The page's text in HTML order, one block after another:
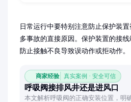
日常运行中要特别注意防止保护装
多事故的直接原因。保护装置的接线
防止接触不良导致误动作或拒动作。
商家经验 真实案例 · 安全可信
呼吸阀接排风井还是进风口
本文解析呼吸阀的正确安装位置，明